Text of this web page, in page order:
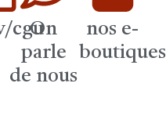
cguOn
parle
de nous
nos e-
boutiques